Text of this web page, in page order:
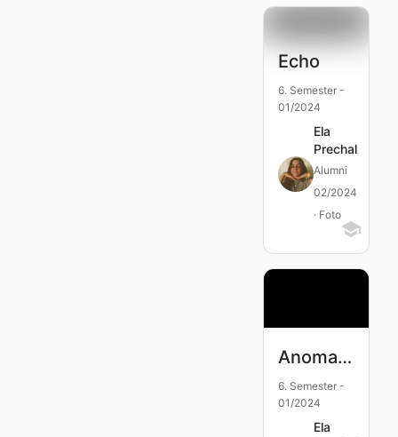
Echo
6. Semester -
01/2024
Ela
Prechal
Alumni
02/2024
· Foto
Anomalie
6. Semester -
01/2024
Ela